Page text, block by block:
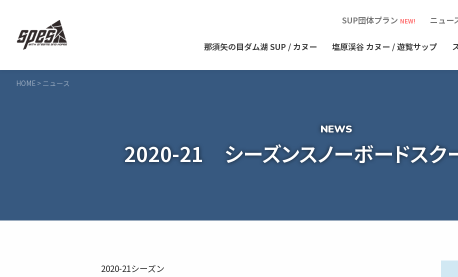
那須矢の目ダム湖 SUP / カヌー 塩原渓谷 カヌー / 遊覧サップ
SUP団体プラン NEW! ニュー
HOME > ニュース
2020-21 シーズンスノーボードスクー
2020-21シーズン